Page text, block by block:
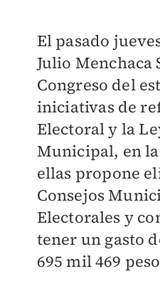
El pasado
Julio Menchaca
Congreso del
iniciativas de
Electoral y la
Municipal, en
ellas propone
Consejos
Electorales y
tener un gasto
695 mil 469